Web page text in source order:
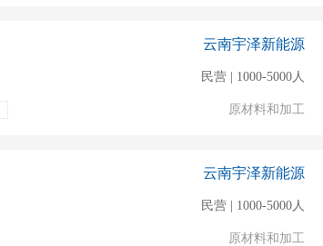
云南宇泽新能源
民营 | 1000-5000人
原材料和加工
云南宇泽新能源
民营 | 1000-5000人
原材料和加工